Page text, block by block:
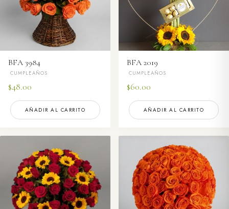
BFA 3984
CUMPLEAÑOS
$48.00
AÑADIR AL CARRITO
BFA 2019
CUMPLEAÑOS
$60.00
AÑADIR AL CARRITO